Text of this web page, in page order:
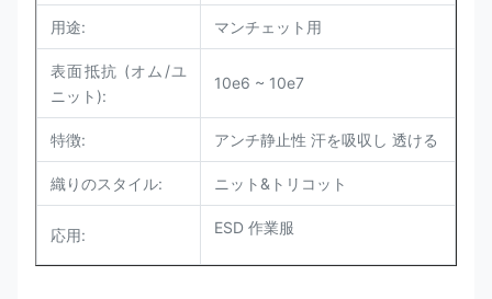
用途: マンチェット用
表面抵抗 (オム/ユ
ニット):
10e6 ~ 10e7
特徴: アンチ静止性 汗を吸収し 透ける
織りのスタイル: ニット&トリコット
応用: ESD 作業服